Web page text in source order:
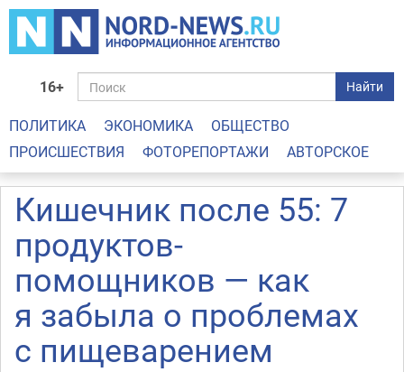
16+ Найти
ПОЛИТИКА ЭКОНОМИКА
ОБЩЕСТВО
ПРОИСШЕСТВИЯ
ФОТОРЕПОРТАЖИ АВТОРСКОЕ
Кишечник после 55: 7
продуктов-
помощников — как
я забыла о проблемах
с пищеварением